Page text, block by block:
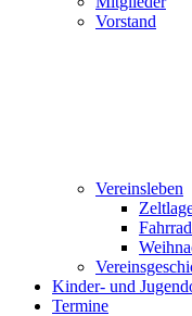
Vorstand
Vereinsleben
Kinder- und
Termine